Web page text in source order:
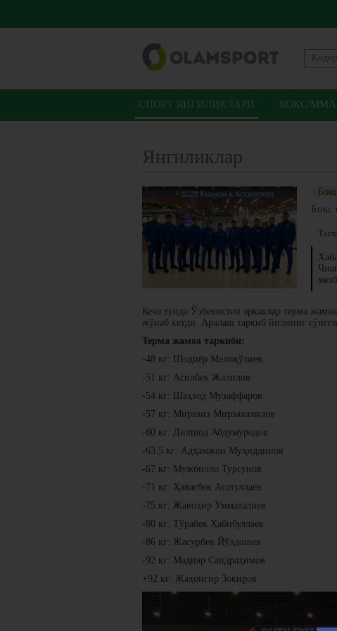
СПОРТ ЯНГИЛИКЛАРИ БОКС/ММА
Янгиликлар
Бокс
Кеча тунда Ўзбекистон эркаклар терма
жўнаб кетди. Аралаш таркиб йилнинг
Терма жамоа таркиби:
-48 кг: Шодиёр Мелиқўзиев
-51 кг: Асилбек Жалилов
-54 кг: Шаҳзод Музаффаров
-57 кг: Миразиз Мирзахалилов
-60 кг: Дилшод Абдумуродов
-63.5 кг: Адҳамжон Муҳиддинов
-67 кг: Мужбилло Турсунов
-71 кг: Ҳавасбек Асатуллаев
-75 кг: Жавоҳир Умматалиев
-80 кг: Тўрабек Ҳабибуллаев
-86 кг: Жасурбек Йўлдошев
-92 кг: Мадияр Саидраҳимов
+92 кг: Жаҳонгир Зокиров